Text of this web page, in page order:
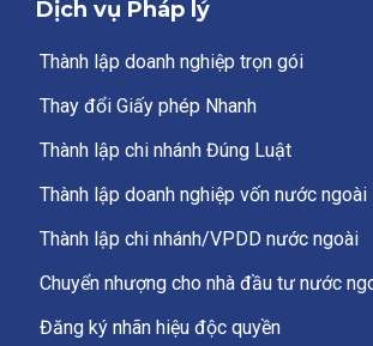
Dịch vụ Pháp lý
Thành lập doanh nghiệp trọn gói
Thay đổi Giấy phép Nhanh
Thành lập chi nhánh Đúng Luật
Thành lập doanh nghiệp vốn nước ngoài
Thành lập chi nhánh/VPDD nước ngoài
Chuyển nhượng cho nhà đầu tư nước
Đăng ký nhãn hiệu độc quyền